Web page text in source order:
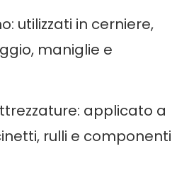
utilizzati in cerniere,
maniglie e
applicato a
rulli e componenti